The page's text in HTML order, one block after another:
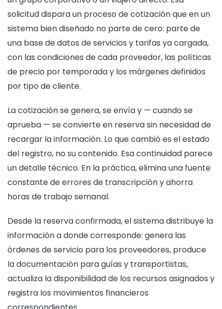
solicitud dispara un proceso de cotización que en un
sistema bien diseñado no parte de cero: parte de
una base de datos de servicios y tarifas ya cargada,
con las condiciones de cada proveedor, las políticas
de precio por temporada y los márgenes definidos
por tipo de cliente.
La cotización se genera, se envía y — cuando se
aprueba — se convierte en reserva sin necesidad de
recargar la información. Lo que cambió es el estado
del registro, no su contenido. Esa continuidad parece
un detalle técnico. En la práctica, elimina una fuente
constante de errores de transcripción y ahorra
horas de trabajo semanal.
Desde la reserva confirmada, el sistema distribuye la
información a donde corresponde: genera las
órdenes de servicio para los proveedores, produce
la documentación para guías y transportistas,
actualiza la disponibilidad de los recursos asignados y
registra los movimientos financieros